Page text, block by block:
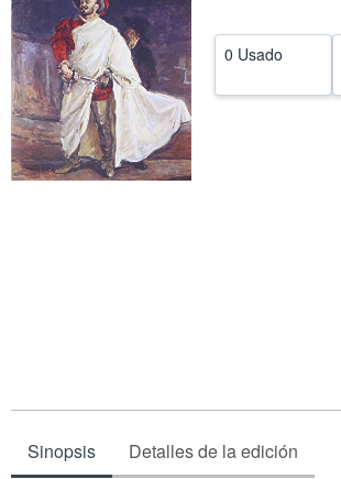
0 Usado
Sinopsis Detalles de la edición